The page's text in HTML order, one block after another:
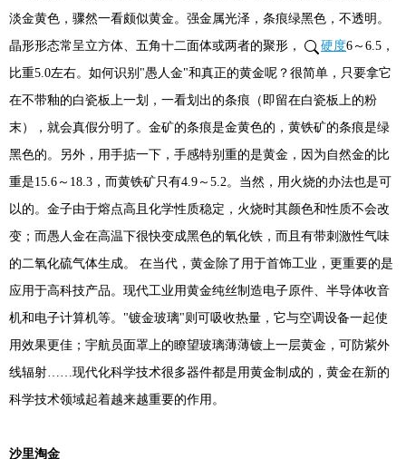
淡金黄色，骤然一看颇似黄金。强金属光泽，条痕绿黑色，不透明。
晶形形态常呈立方体、五角十二面体或两者的聚形，
硬度6～6.5，
比重5.0左右。如何识别"愚人金"和真正的黄金呢？很简单，只要拿它
在不带釉的白瓷板上一划，一看划出的条痕（即留在白瓷板上的粉
末），就会真假分明了。金矿的条痕是金黄色的，黄铁矿的条痕是绿
黑色的。另外，用手掂一下，手感特别重的是黄金，因为自然金的比
重是15.6～18.3，而黄铁矿只有4.9～5.2。当然，用火烧的办法也是可
以的。金子由于熔点高且化学性质稳定，火烧时其颜色和性质不会改
变；而愚人金在高温下很快变成黑色的氧化铁，而且有带刺激性气味
的二氧化硫气体生成。 在当代，黄金除了用于首饰工业，更重要的是
应用于高科技产品。现代工业用黄金纯丝制造电子原件、半导体收音
机和电子计算机等。"镀金玻璃"则可吸收热量，它与空调设备一起使
用效果更佳；宇航员面罩上的瞭望玻璃薄薄镀上一层黄金，可防紫外
线辐射……现代化科学技术很多器件都是用黄金制成的，黄金在新的
科学技术领域起着越来越重要的作用。
沙里淘金